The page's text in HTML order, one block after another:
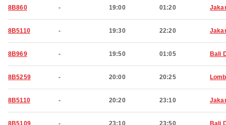
8B860 - 19:00 01:20
8B5110 - 19:30 22:20
8B969 - 19:50 01:05 Bali
8B5259 - 20:00 20:25
8B5110 - 20:20 23:10
8B5109 - 23:10 23:50 Bali